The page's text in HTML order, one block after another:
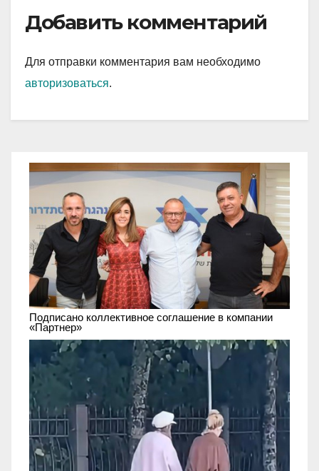
Добавить комментарий
Для отправки комментария вам необходимо
авторизоваться.
Подписано коллективное соглашение в компании
«Партнер»